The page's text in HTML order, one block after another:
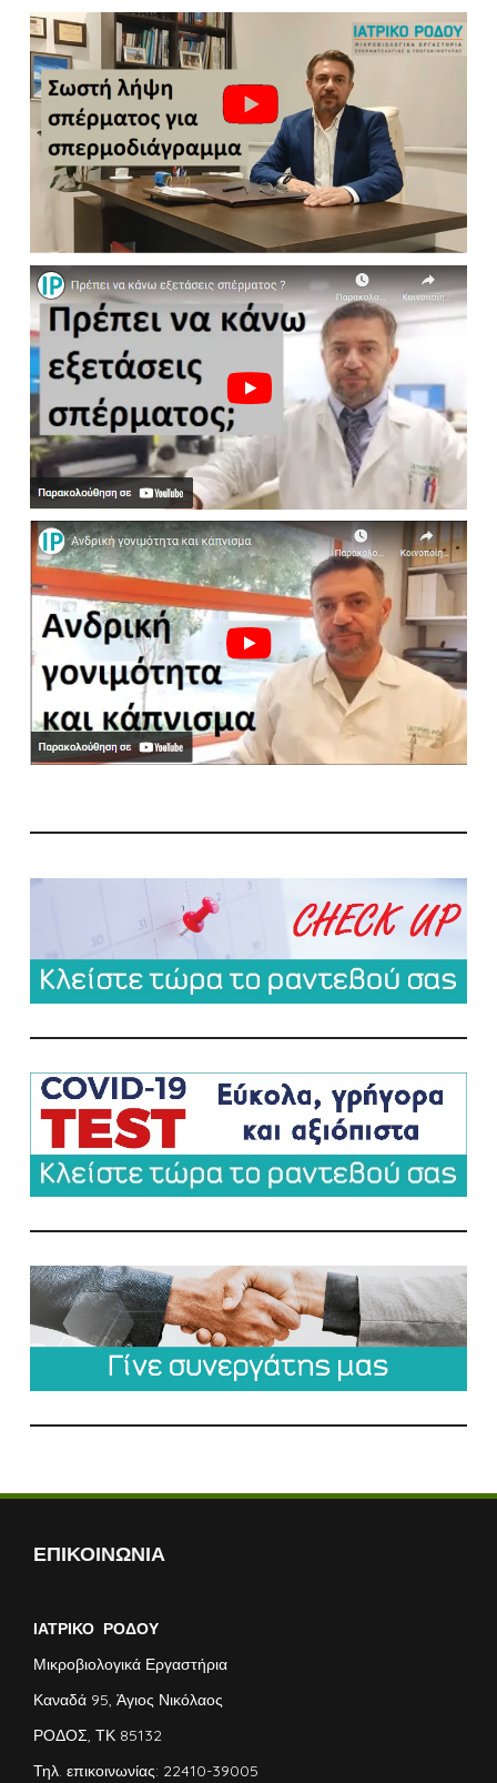
ΕΠΙΚΟΙΝΩΝΙΑ
ΙΑΤΡΙΚΟ ΡΟΔΟΥ
Μικροβιολογικά Εργαστήρια
Καναδά 95, Άγιος Νικόλαος
ΡΟΔΟΣ, ΤΚ 85132
Τηλ. επικοινωνίας: 22410-39005